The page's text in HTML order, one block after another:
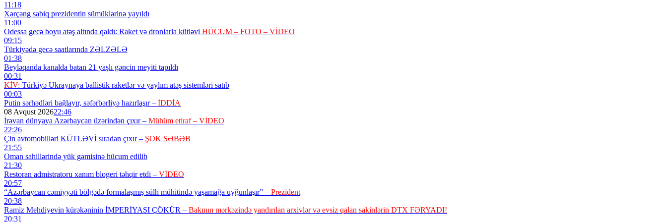
11:18
Xərçəng sabiq prezidentin sümüklərinə yayıldı
11:00
Odessa gecə boyu atəş altında qaldı: Raket və dronlarla kütləvi HÜCUM – FOTO – VİDEO
09:15
Türkiyədə gecə saatlarında ZƏLZƏLƏ
01:38
Beyləqanda kanalda batan 21 yaşlı gəncin meyiti tapıldı
00:31
KİV: Türkiyə Ukraynaya ballistik raketlər və yaylım atəş sistemləri satıb
00:03
Putin sərhədləri bağlayır, səfərbərliyə hazırlaşır – İDDİA
08 Avqust 202622:46
İrəvan dünyaya Azərbaycan üzərindən çıxır – Mühüm etiraf – VİDEO
22:26
Çin avtomobilləri KÜTLƏVİ sıradan çıxır – ŞOK SƏBƏB
21:55
Oman sahillərində yük gəmisinə hücum edilib
21:30
Restoran admistratoru xanım blogeri təhqir etdi – VİDEO
20:57
“Azərbaycan cəmiyyəti bölgədə formalaşmış sülh mühitində yaşamağa uyğunlaşır” – Prezident
20:38
Ramiz Mehdiyevin kürəkəninin İMPERİYASI ÇÖKÜR – Bakının mərkəzində yandırılan arxivlər və evsiz qalan sakinlərin DTX FƏRYADI!
20:31